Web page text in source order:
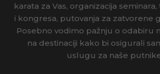
karata za Vas, organizacija
i kongresa, putovanja za zatvorene
Posebno vodimo pažnju o odabiru
na destinaciji kako bi osigurali
uslugu za naše